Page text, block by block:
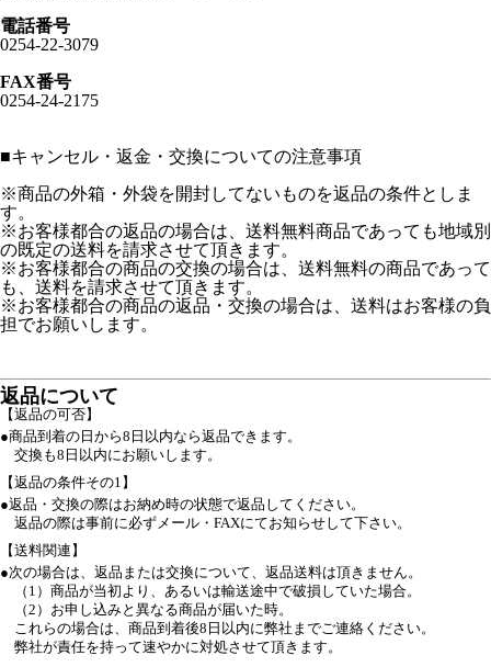
電話番号
0254-22-3079
FAX番号
0254-24-2175
■キャンセル・返金・交換についての注意事項
※商品の外箱・外袋を開封してないものを返品の条件としま
す。
※お客様都合の返品の場合は、送料無料商品であっても地域別
の既定の送料を請求させて頂きます。
※お客様都合の商品の交換の場合は、送料無料の商品であって
も、送料を請求させて頂きます。
※お客様都合の商品の返品・交換の場合は、送料はお客様の負
担でお願いします。
返品について
【返品の可否】
●商品到着の日から8日以内なら返品できます。
交換も8日以内にお願いします。
【返品の条件その1】
●返品・交換の際はお納め時の状態で返品してください。
返品の際は事前に必ずメール・FAXにてお知らせして下さい。
【送料関連】
●次の場合は、返品または交換について、返品送料は頂きません。
（1）商品が当初より、あるいは輸送途中で破損していた場合。
（2）お申し込みと異なる商品が届いた時。
これらの場合は、商品到着後8日以内に弊社までご連絡ください。
弊社が責任を持って速やかに対処させて頂きます。